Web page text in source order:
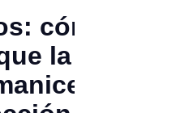
cómo
la IA
la